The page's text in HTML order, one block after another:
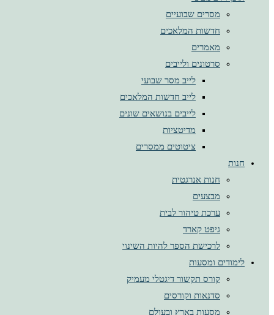
מסרים שבועיים
חדשות המלאכים
מאמרים
סרטונים ולייבים
לייב מסר שבועי
לייב חדשות המלאכים
לייבים בנושאים שונים
מדיטציות
ציטוטים ממסרים
חנות
חנות אנרגטית
מבצעים
ערכת טיהור לבית
גיפט קארד
לרכישת הספר להיות השינוי
לימודים ומסעות
קורס תקשור דיגטלי מעמיק
סדנאות וקורסים
מסעות בארץ ובעולם